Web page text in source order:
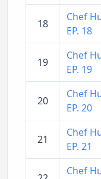
18
Chef
EP. 18
19
Chef
EP. 19
20
Chef
EP. 20
21
Chef
EP. 21
Chef